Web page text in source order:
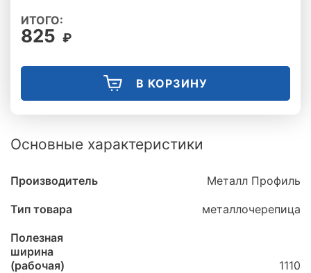
ИТОГО:
825 ₽
В КОРЗИНУ
Основные характеристики
Производитель Металл Профиль
Тип товара металлочерепица
Полезная
ширина
(рабочая)
1110